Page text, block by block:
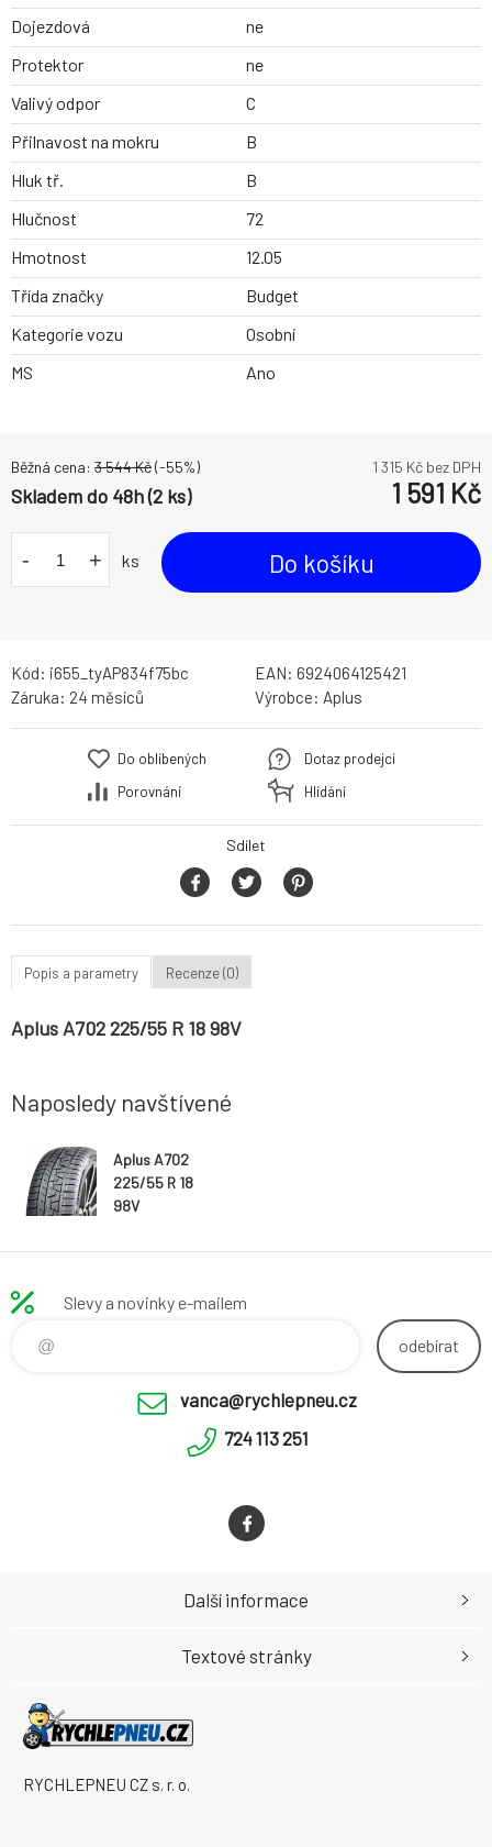
Dojezdová
ne
Protektor
ne
Valivý odpor
C
Přilnavost na mokru
B
Hluk tř.
B
Hlučnost
72
Hmotnost
12.05
Třída značky
Budget
Kategorie vozu
Osobní
MS
Ano
Běžná cena: 3 544Kč(-55%) 1 315 Kč bez DPH
Skladem do 48h (2 ks) 1 591 Kč
- + ks Do košíku
Kód: i655_tyAP834f75bc EAN: 6924064125421
Záruka: 24 měsíců Výrobce: Aplus
Do oblíbených
Porovnání
Dotaz prodejci
Hlídání
Sdílet
Popis a parametry Recenze (0)
Aplus A702 225/55 R 18 98V
Naposledy navštívené
Aplus A702
225/55 R 18
98V
Slevy a novinky e-mailem
odebírat
vanca@rychlepneu.cz
724 113 251
RYCHLEPNEU CZ s. r. o.
Další informace
Textové stránky